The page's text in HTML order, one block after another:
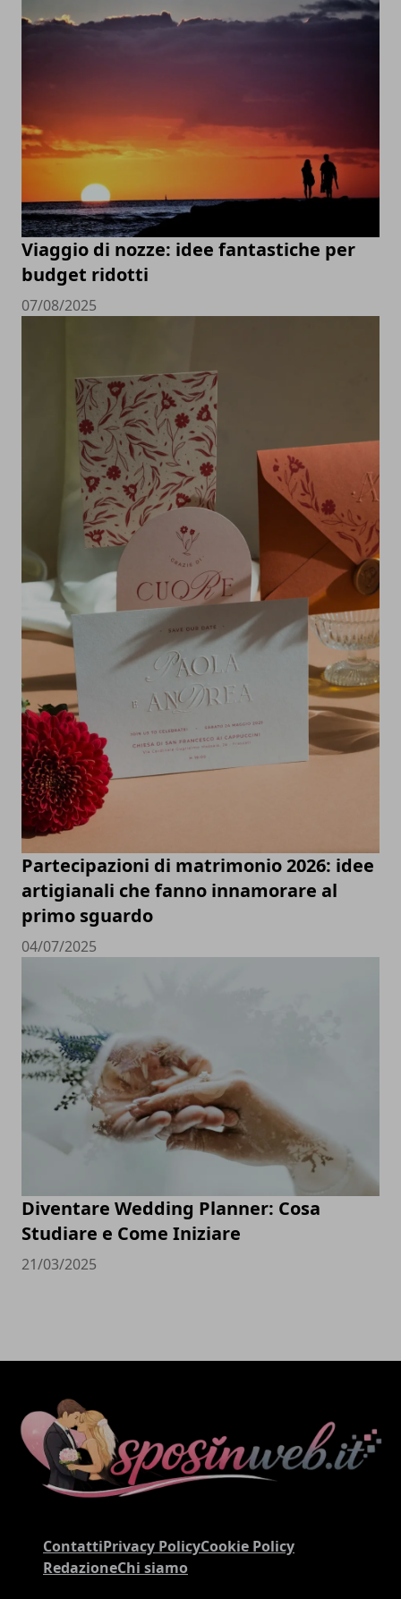
Viaggio di nozze: idee fantastiche per
budget ridotti
07/08/2025
Partecipazioni di matrimonio 2026: idee
artigianali che fanno innamorare al
primo sguardo
04/07/2025
Diventare Wedding Planner: Cosa
Studiare e Come Iniziare
21/03/2025
ContattiPrivacy PolicyCookie Policy
RedazioneChi siamo